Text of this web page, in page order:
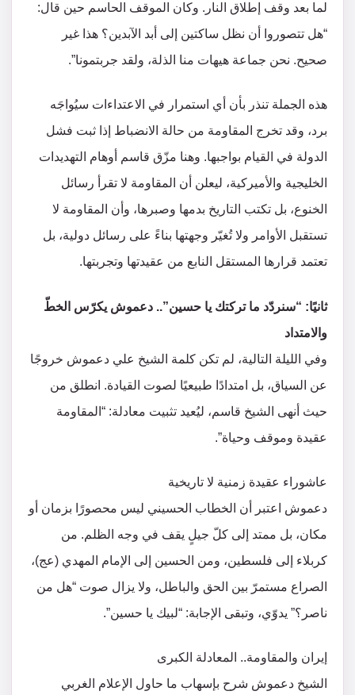
لما بعد وقف إطلاق النار. وكان الموقف الحاسم حين قال:
“هل تتصوروا أن نظل ساكتين إلى أبد الآبدين؟ هذا غير
صحيح. نحن جماعة هيهات منا الذلة، ولقد جربتمونا”.
هذه الجملة تنذر بأن أي استمرار في الاعتداءات سيُواجَه
برد، وقد تخرج المقاومة من حالة الانضباط إذا ثبت فشل
الدولة في القيام بواجبها. وهنا مزّق قاسم أوهام التهديدات
الخليجية والأميركية، ليعلن أن المقاومة لا تقرأ رسائل
الخنوع، بل تكتب التاريخ بدمها وصبرها، وأن المقاومة لا
تستقبل الأوامر ولا تُغيّر وجهتها بناءً على رسائل دولية، بل
تعتمد قرارها المستقل النابع من عقيدتها وتجربتها.
ثانيًا: “سنردّد ما تركتك يا حسين”.. دعموش يكرّس الخطّ
والامتداد
وفي الليلة التالية، لم تكن كلمة الشيخ علي دعموش خروجًا
عن السياق، بل امتدادًا طبيعيًا لصوت القيادة. انطلق من
حيث أنهى الشيخ قاسم، ليُعيد تثبيت معادلة: “المقاومة
عقيدة وموقف وحياة”.
عاشوراء عقيدة زمنية لا تاريخية
دعموش اعتبر أن الخطاب الحسيني ليس محصورًا بزمان أو
مكان، بل ممتد إلى كلّ جيلٍ يقف في وجه الظلم. من
كربلاء إلى فلسطين، ومن الحسين إلى الإمام المهدي (عج)،
الصراع مستمرّ بين الحق والباطل، ولا يزال صوت “هل من
ناصر؟” يدوّي، وتبقى الإجابة: “لبيك يا حسين”.
إيران والمقاومة.. المعادلة الكبرى
الشيخ دعموش شرح بإسهاب ما حاول الإعلام الغربي